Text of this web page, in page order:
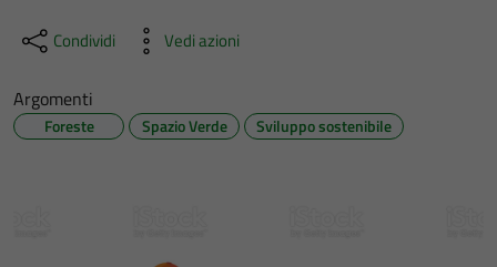
Condividi Vedi azioni
Argomenti
Foreste Spazio Verde Sviluppo sostenibile